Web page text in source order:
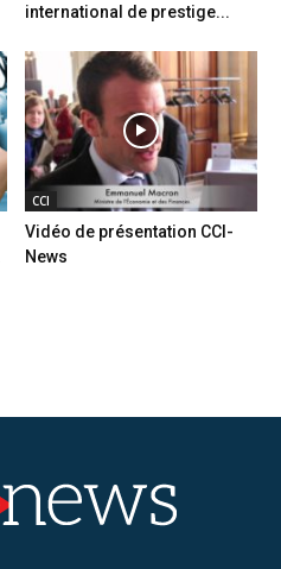
international de prestige...
CCI
Vidéo de présentation CCI-
News